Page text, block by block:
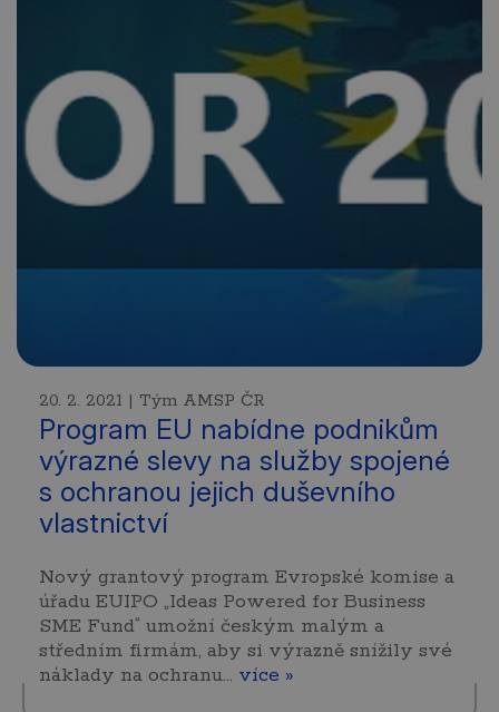
20. 2. 2021 | Tým AMSP ČR
Program EU nabídne podnikům
výrazné slevy na služby spojené
s ochranou jejich duševního
vlastnictví
Nový grantový program Evropské komise a
úřadu EUIPO „Ideas Powered for Business
SME Fund“ umožní českým malým a
středním firmám, aby si výrazně snížily své
náklady na ochranu… více »